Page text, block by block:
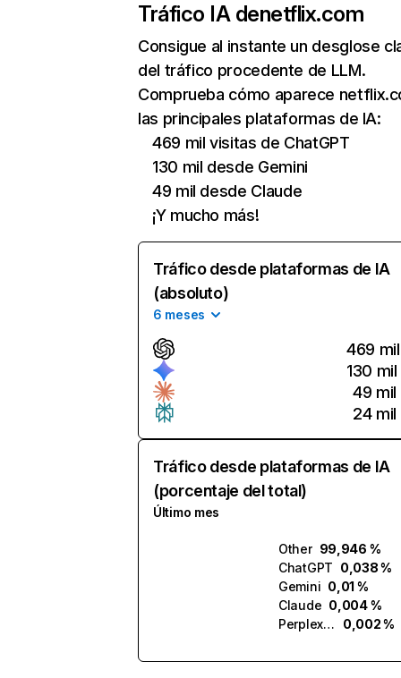
Tráfico IA denetflix.com
Consigue al instante un desglose
del tráfico procedente de LLM.
Comprueba cómo aparece
las principales plataformas de IA:
469 mil visitas de ChatGPT
130 mil desde Gemini
49 mil desde Claude
¡Y mucho más!
Tráfico desde plataformas de IA
(absoluto)
6 meses
469 mil
130 mil
49 mil
24 mil
Tráfico desde plataformas de IA
(porcentaje del total)
Último mes
Other 99,946 %
ChatGPT 0,038 %
Gemini 0,01 %
Claude 0,004 %
Perplexity
0,002 %